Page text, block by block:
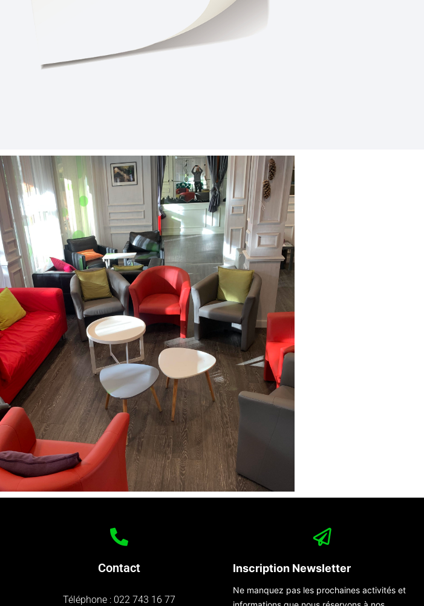
Contact
Téléphone : 022 743 16 77
Inscription Newsletter
Ne manquez pas les prochaines activités et